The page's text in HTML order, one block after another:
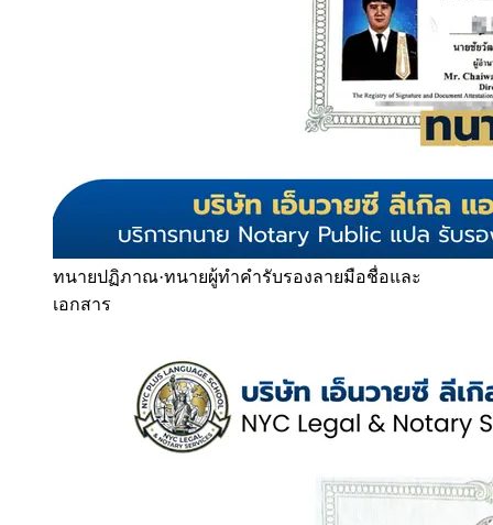
ทนายปฏิภาณ·ทนายผู้ทำคำรับรองลายมือชื่อและ
เอกสาร